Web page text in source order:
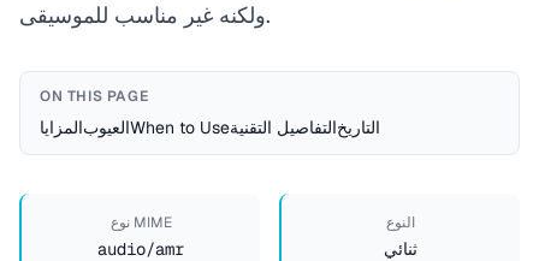
ولكنه غير مناسب للموسيقى.
ON THIS PAGE
المزاياالعيوبWhen to Useالتفاصيل التقنيةالتاريخ
نوع MIME
audio/amr
النوع
ثنائي